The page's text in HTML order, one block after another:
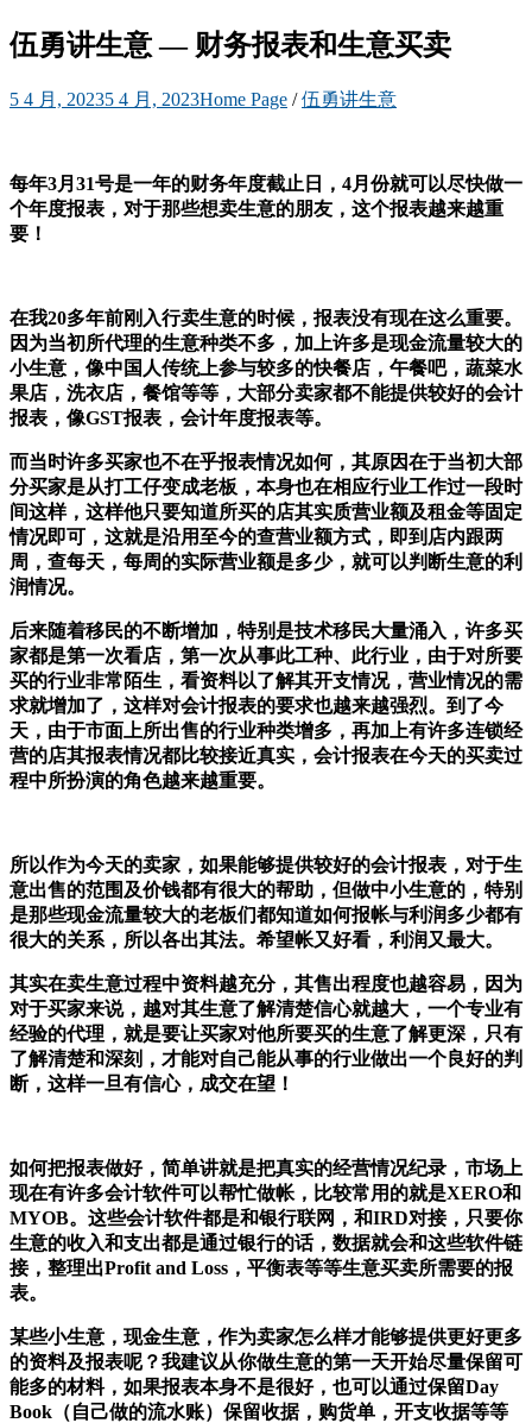
伍勇讲生意 — 财务报表和生意买卖
5 4 月, 20235 4 月, 2023Home Page /伍勇讲生意
每年3月31号是一年的财务年度截止日，4月份就可以尽快做一
个年度报表，对于那些想卖生意的朋友，这个报表越来越重
要！
在我20多年前刚入行卖生意的时候，报表没有现在这么重要。
因为当初所代理的生意种类不多，加上许多是现金流量较大的
小生意，像中国人传统上参与较多的快餐店，午餐吧，蔬菜水
果店，洗衣店，餐馆等等，大部分卖家都不能提供较好的会计
报表，像GST报表，会计年度报表等。
而当时许多买家也不在乎报表情况如何，其原因在于当初大部
分买家是从打工仔变成老板，本身也在相应行业工作过一段时
间这样，这样他只要知道所买的店其实质营业额及租金等固定
情况即可，这就是沿用至今的查营业额方式，即到店内跟两
周，查每天，每周的实际营业额是多少，就可以判断生意的利
润情况。
后来随着移民的不断增加，特别是技术移民大量涌入，许多买
家都是第一次看店，第一次从事此工种、此行业，由于对所要
买的行业非常陌生，看资料以了解其开支情况，营业情况的需
求就增加了，这样对会计报表的要求也越来越强烈。到了今
天，由于市面上所出售的行业种类增多，再加上有许多连锁经
营的店其报表情况都比较接近真实，会计报表在今天的买卖过
程中所扮演的角色越来越重要。
所以作为今天的卖家，如果能够提供较好的会计报表，对于生
意出售的范围及价钱都有很大的帮助，但做中小生意的，特别
是那些现金流量较大的老板们都知道如何报帐与利润多少都有
很大的关系，所以各出其法。希望帐又好看，利润又最大。
其实在卖生意过程中资料越充分，其售出程度也越容易，因为
对于买家来说，越对其生意了解清楚信心就越大，一个专业有
经验的代理，就是要让买家对他所要买的生意了解更深，只有
了解清楚和深刻，才能对自己能从事的行业做出一个良好的判
断，这样一旦有信心，成交在望！
如何把报表做好，简单讲就是把真实的经营情况纪录，市场上
现在有许多会计软件可以帮忙做帐，比较常用的就是XERO和
MYOB。这些会计软件都是和银行联网，和IRD对接，只要你
生意的收入和支出都是通过银行的话，数据就会和这些软件链
接，整理出Profit and Loss，平衡表等等生意买卖所需要的报
表。
某些小生意，现金生意，作为卖家怎么样才能够提供更好更多
的资料及报表呢？我建议从你做生意的第一天开始尽量保留可
能多的材料，如果报表本身不是很好，也可以通过保留Day
Book（自己做的流水账）保留收据，购货单，开支收据等等